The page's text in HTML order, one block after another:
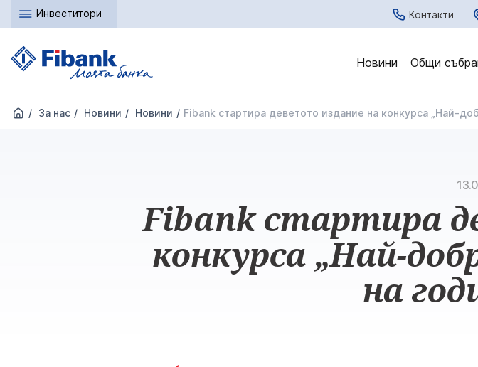
Инвеститори Контакти
Новини Общи
За нас Новини Новини Fibank стартира деветото издание на конкурса „Най-
Fibank стартира
конкурса „Най-
на